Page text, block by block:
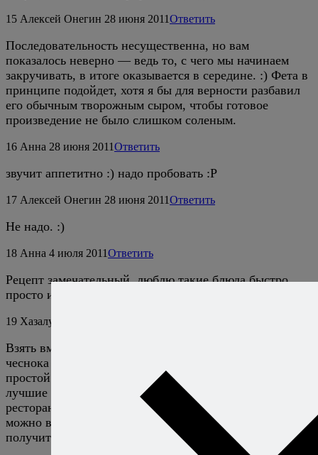
15 Алексей Онегин 28 июня 2011Ответить
Последовательность несущественна, но вам
показалось неверно — ведь то, с чего мы начинаем
закручивать, в итоге оказывается в середине. :) Фета в
принципе подойдет, хотя я бы для верности разбавил
его обычным творожным сыром, чтобы готовое
произведение не было слишком соленым.
16 Анна 28 июня 2011Ответить
звучит аппетитно :) надо пробовать :P
17 Алексей Онегин 28 июня 2011Ответить
Не надо. :)
18 Анна 4 июля 2011Ответить
Рецепт замечательный, люблю такие блюда быстро,
просто и вкусно
19 Хазалуп
Взять вместо лаваша — блин, вместо огурца, укропа и
чеснока взять немного хрена, и вместо копченого —
простой малосольный лосось — получатся самые
лучшие блины (я их увидел в исполнении шефа
ресторана Яр). Причем, если нет творожного сыра,
можно взять брынзу-фетаки (ту, что в коробках) —
получится иной вкус, но все равно — объедение!